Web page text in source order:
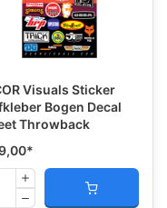
Visuals Sticker
Bogen Decal
Throwback
*